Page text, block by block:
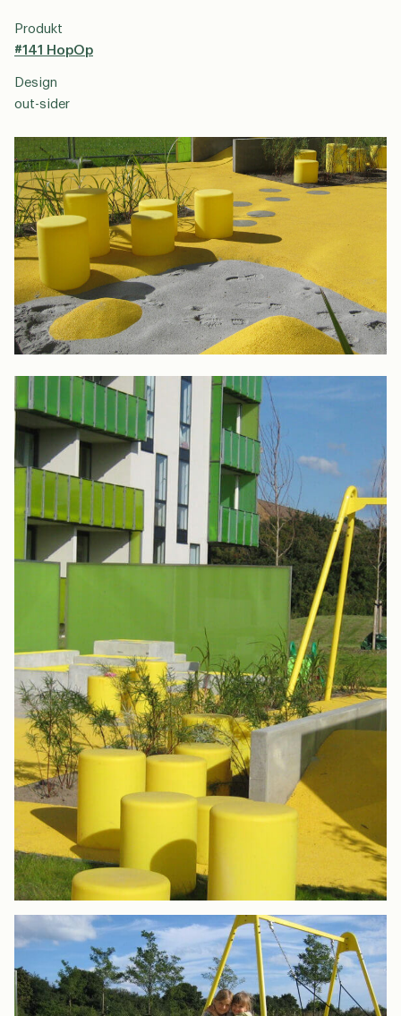
Produkt
#141 HopOp
Design
out-sider